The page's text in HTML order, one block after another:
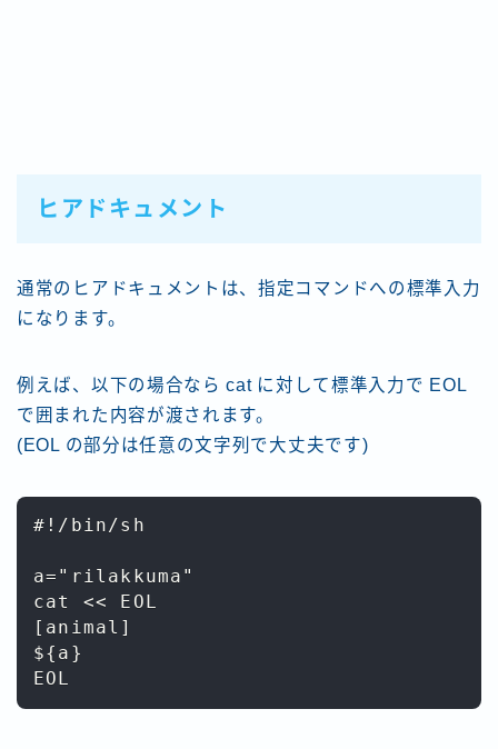
ヒアドキュメント
通常のヒアドキュメントは、指定コマンドへの標準入力
になります。
例えば、以下の場合なら cat に対して標準入力で EOL
で囲まれた内容が渡されます。
(EOL の部分は任意の文字列で大丈夫です)
#!/bin/sh
a="rilakkuma"
cat << EOL
[animal]
${a}